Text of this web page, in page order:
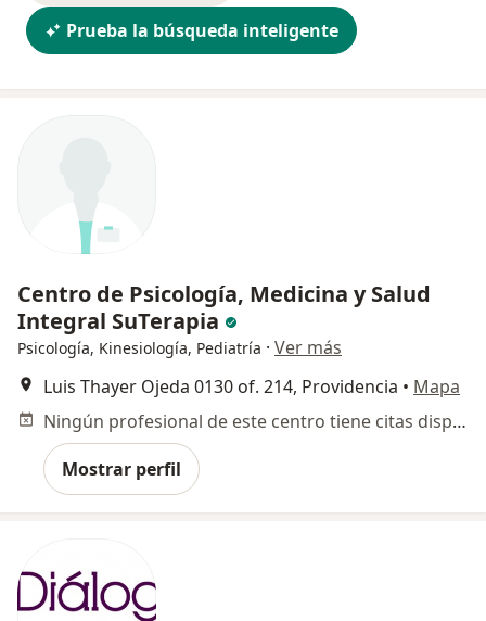
Prueba la búsqueda inteligente
Centro de Psicología, Medicina y Salud
Integral SuTerapia
Psicología, Kinesiología, Pediatría · Ver más
Luis Thayer Ojeda 0130 of. 214, Providencia • Mapa
Ningún profesional de este centro tiene citas disponibles
Mostrar perfil